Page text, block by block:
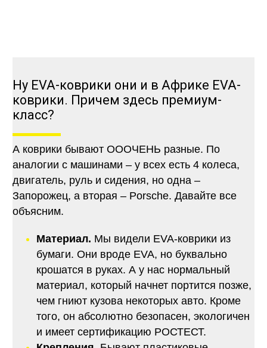
Ну EVA-коврики они и в Африке EVA-
коврики. Причем здесь премиум-
класс?
А коврики бывают ОООЧЕНЬ разные. По
аналогии с машинами – у всех есть 4 колеса,
двигатель, руль и сидения, но одна –
Запорожец, а вторая – Porsche. Давайте все
объясним.
Материал. Мы видели EVA-коврики из
бумаги. Они вроде EVA, но буквально
крошатся в руках. А у нас нормальный
материал, который начнет портится позже,
чем гниют кузова некоторых авто. Кроме
того, он абсолютно безопасен, экологичен
и имеет сертификацию РОСТЕСТ.